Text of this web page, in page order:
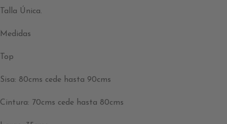
Talla Única.
Medidas
Top
Sisa: 80cms cede hasta 90cms
Cintura: 70cms cede hasta 80cms